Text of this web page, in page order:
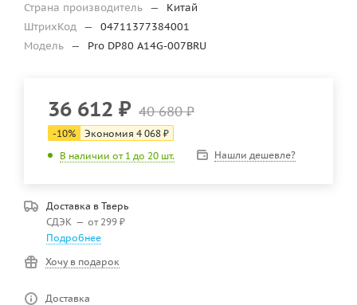
Страна производитель —
Китай
ШтрихКод —
04711377384001
Модель — Pro DP80 A14G-007BRU
36 612 ₽ 40 680₽
-10% Экономия 4 068 ₽
В наличии от 1 до 20 шт.
Нашли дешевле?
Доставка в Тверь
СДЭК — от 299 ₽
Подробнее
Хочу в подарок
Доставка